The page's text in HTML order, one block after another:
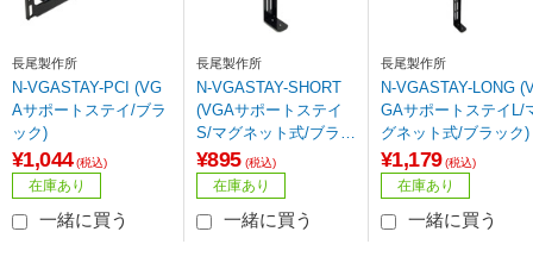
長尾製作所
N-VGASTAY-PCI (VG
Aサポートステイ/ブラ
ック)
¥1,044 (税込)
在庫あり
一緒に買う
長尾製作所
N-VGASTAY-SHORT
(VGAサポートステイ
S/マグネット式/ブラッ
ク
¥895 (税込)
在庫あり
一緒に買う
長尾製作所
N-VGASTAY-LONG
GAサポートステイL/
グネット式/ブラック)
¥1,179 (税込)
在庫あり
一緒に買う